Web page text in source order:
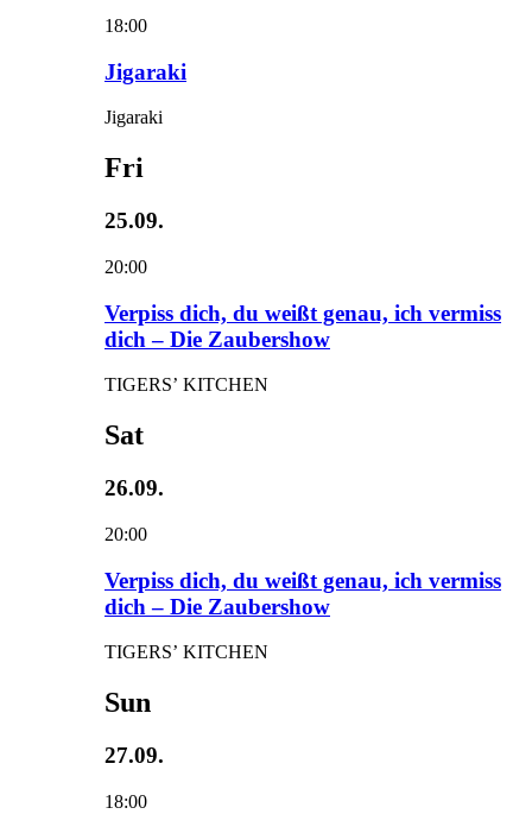
18:00
Jigaraki
Jigaraki
Fri
25.09.
20:00
Verpiss dich, du weißt genau, ich vermiss
dich – Die Zaubershow
TIGERS’ KITCHEN
Sat
26.09.
20:00
Verpiss dich, du weißt genau, ich vermiss
dich – Die Zaubershow
TIGERS’ KITCHEN
Sun
27.09.
18:00